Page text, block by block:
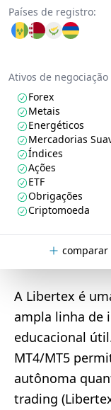
Países de registro:
Ativos de negociação
Forex
Metais
Energéticos
Mercadorias
Índices
Ações
ETF
Obrigações
Criptomoeda
comparar
A Libertex é
ampla linha de
educacional
MT4/MT5
autônoma
trading